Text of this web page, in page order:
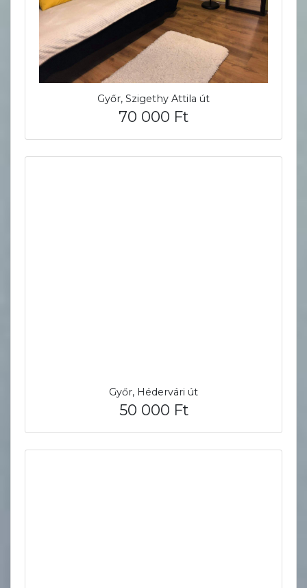
Győr, Szigethy Attila út
70 000 Ft
Győr, Hédervári út
50 000 Ft